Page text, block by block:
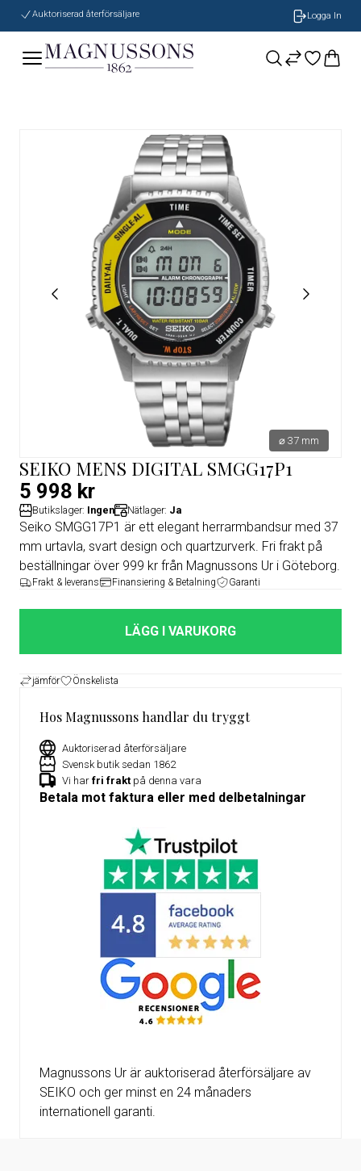
Auktoriserad återförsäljare Logga In
⌀ 37 mm
SEIKO MENS DIGITAL SMGG17P1
5 998 kr
Butikslager: Ingen Nätlager: Ja
Seiko SMGG17P1 är ett elegant herrarmbandsur med 37
mm urtavla, svart design och quartzurverk. Fri frakt på
beställningar över 999 kr från Magnussons Ur i Göteborg.
Frakt & leverans Finansiering & Betalning Garanti
LÄGG I VARUKORG
jämför Önskelista
Hos Magnussons handlar du tryggt
Auktoriserad återförsäljare
Svensk butik sedan 1862
Vi har fri frakt på denna vara
Betala mot faktura eller med delbetalningar
Magnussons Ur är auktoriserad återförsäljare av
SEIKO och ger minst en 24 månaders
internationell garanti.